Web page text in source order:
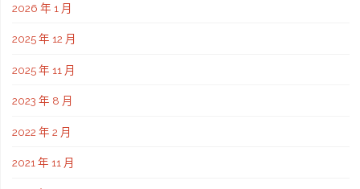
2026 年 1 月
2025 年 12 月
2025 年 11 月
2023 年 8 月
2022 年 2 月
2021 年 11 月